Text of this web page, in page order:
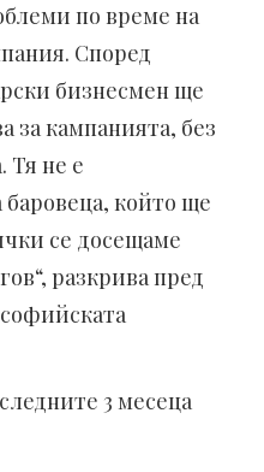
по време на
Според
бизнесмен ще
за кампанията, без
Тя не е
който ще
се досещаме
разкрива пред
3 месеца